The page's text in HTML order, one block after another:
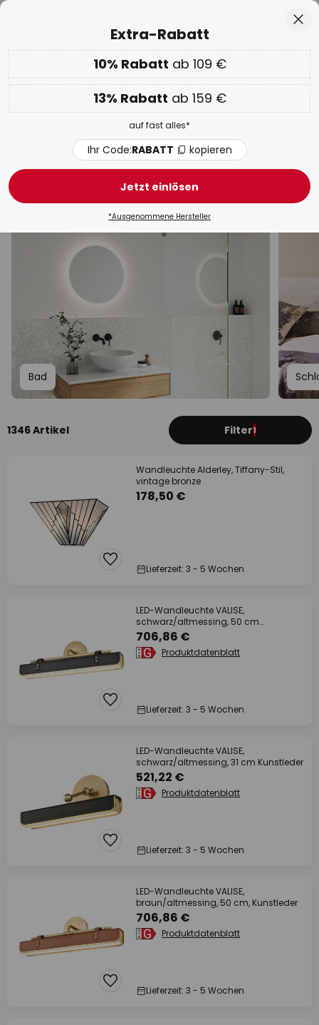
Nur
02D 09H 37M 55S
EXTRA 10% ab 109 € & 13% ab 159 €auf fast alles
Code:RABATT kopieren
WOW Week:Bis zu -70%
Wandleuchten
Design Gips
Bad
1346 Artikel Filter1
Wandleuchte Alderley, Tiffany-Stil,
vintage bronze
178,50 €
Lieferzeit: 3 - 5 Wochen
LED-Wandleuchte VALISE,
schwarz/altmessing, 50 cm
Kunstleder
706,86 €
Produktdatenblatt
Lieferzeit: 3 - 5 Wochen
LED-Wandleuchte VALISE,
schwarz/altmessing, 31 cm Kunstleder
521,22 €
Produktdatenblatt
Lieferzeit: 3 - 5 Wochen
LED-Wandleuchte VALISE,
braun/altmessing, 50 cm, Kunstleder
706,86 €
Produktdatenblatt
Lieferzeit: 3 - 5 Wochen
Extra-Rabatt
10% Rabatt ab 109 €
13% Rabatt ab 159 €
auf fast alles*
Ihr Code:RABATT kopieren
Jetzt einlösen
*Ausgenommene Hersteller